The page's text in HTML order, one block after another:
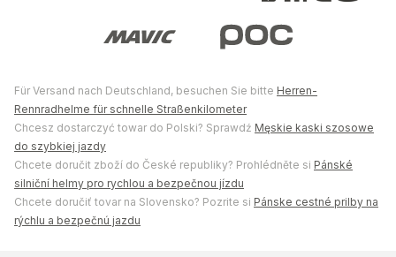
Für Versand nach Deutschland, besuchen Sie bitte Herren-
Rennradhelme für schnelle Straßenkilometer
Chcesz dostarczyć towar do Polski? Sprawdź Męskie kaski szosowe
do szybkiej jazdy
Chcete doručit zboží do České republiky? Prohlédněte si Pánské
silniční helmy pro rychlou a bezpečnou jízdu
Chcete doručiť tovar na Slovensko? Pozrite si Pánske cestné prilby na
rýchlu a bezpečnú jazdu